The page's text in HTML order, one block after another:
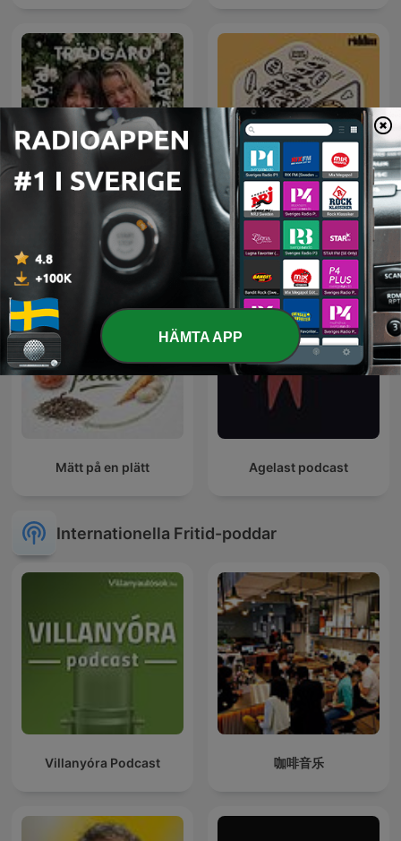
Trädgård Trädgård
Trädgård med Dickson
och Wilson
Der Dancehall Podcast
Mätt på en plätt Agelast podcast
Internationella Fritid-poddar
Villanyóra Podcast 咖啡音乐
HÄMTA APP